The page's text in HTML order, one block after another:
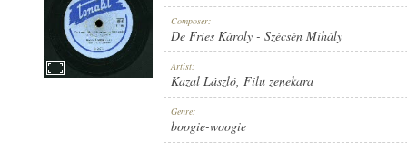
Composer:
De Fries Károly - Szécsén Mihály
Artist:
Kazal László, Filu zenekara
Genre:
boogie-woogie